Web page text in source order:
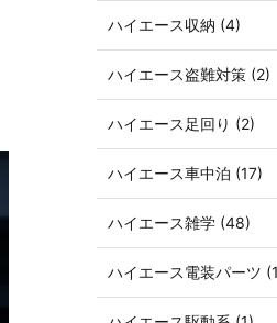
ハイエース収納 (4)
ハイエース盗難対策 (2)
ハイエース足回り (2)
ハイエース車中泊 (17)
ハイエース雑学 (48)
ハイエース電装パーツ